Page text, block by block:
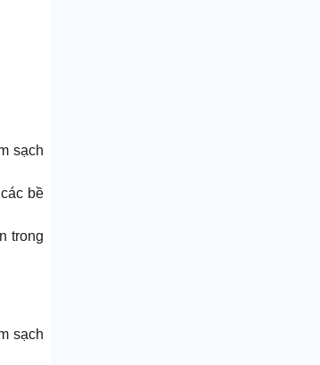
sạch
bề
trong
sạch